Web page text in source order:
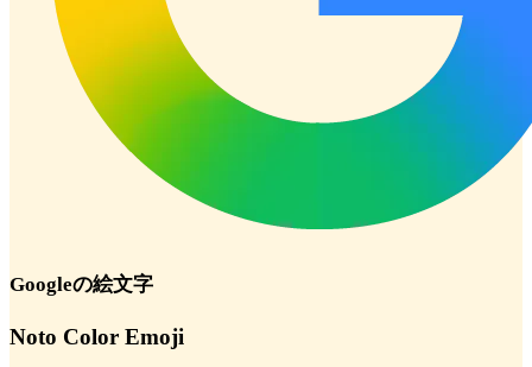
Googleの絵文字
Noto Color Emoji